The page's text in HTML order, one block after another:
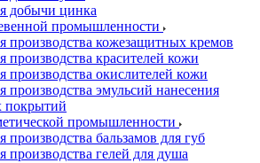
добычи цинка
промышленности
производства кожезащитных кремов
производства красителей кожи
производства окислителей кожи
производства эмульсий нанесения
покрытий
промышленности
производства бальзамов для губ
производства гелей для душа